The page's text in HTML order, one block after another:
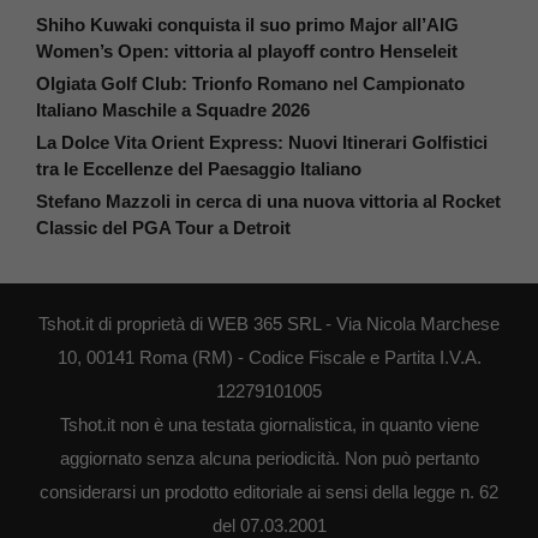
Shiho Kuwaki conquista il suo primo Major all’AIG
Women’s Open: vittoria al playoff contro Henseleit
Olgiata Golf Club: Trionfo Romano nel Campionato
Italiano Maschile a Squadre 2026
La Dolce Vita Orient Express: Nuovi Itinerari Golfistici
tra le Eccellenze del Paesaggio Italiano
Stefano Mazzoli in cerca di una nuova vittoria al Rocket
Classic del PGA Tour a Detroit
Tshot.it di proprietà di WEB 365 SRL - Via Nicola Marchese
10, 00141 Roma (RM) - Codice Fiscale e Partita I.V.A.
12279101005
Tshot.it non è una testata giornalistica, in quanto viene
aggiornato senza alcuna periodicità. Non può pertanto
considerarsi un prodotto editoriale ai sensi della legge n. 62
del 07.03.2001